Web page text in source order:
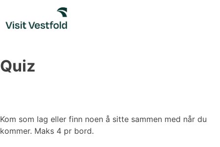
content
Quiz
Kom som lag eller finn noen å sitte sammen med når du
kommer. Maks 4 pr bord.